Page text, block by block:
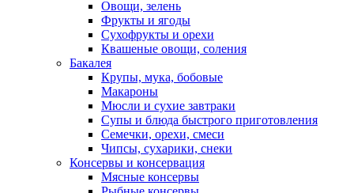
Овощи, зелень
Фрукты и ягоды
Сухофрукты и орехи
Квашеные овощи, соления
Бакалея
Крупы, мука, бобовые
Макароны
Мюсли и сухие завтраки
Супы и блюда быстрого приготовления
Семечки, орехи, смеси
Чипсы, сухарики, снеки
Консервы и консервация
Мясные консервы